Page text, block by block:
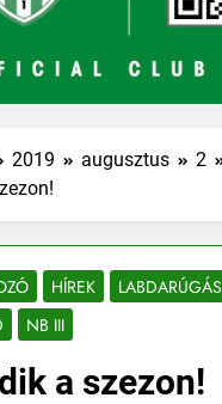
2019 augusztus
2
HÍREK
LABDARÚGÁS
NB III
a szezon!